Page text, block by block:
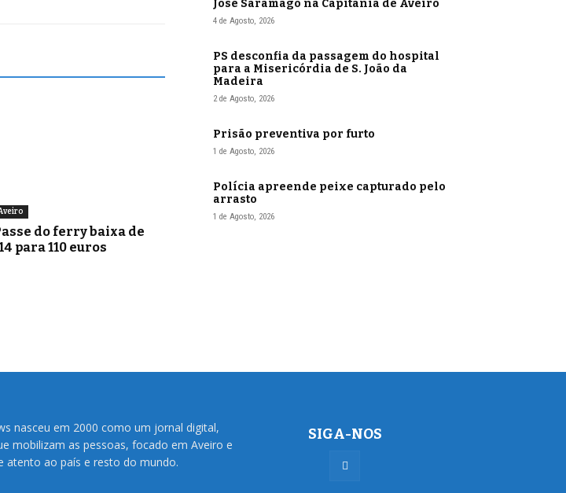
do ferry baixa de
para 110 euros
José Saramago na Capitania de Aveiro
4 de Agosto, 2026
PS desconfia da passagem do hospital
para a Misericórdia de S. João da
Madeira
2 de Agosto, 2026
Prisão preventiva por furto
1 de Agosto, 2026
Polícia apreende peixe capturado pelo
arrasto
1 de Agosto, 2026
nasceu em 2000 como um jornal digital,
mobilizam as pessoas, focado em Aveiro e
atento ao país e resto do mundo.
SIGA-NOS